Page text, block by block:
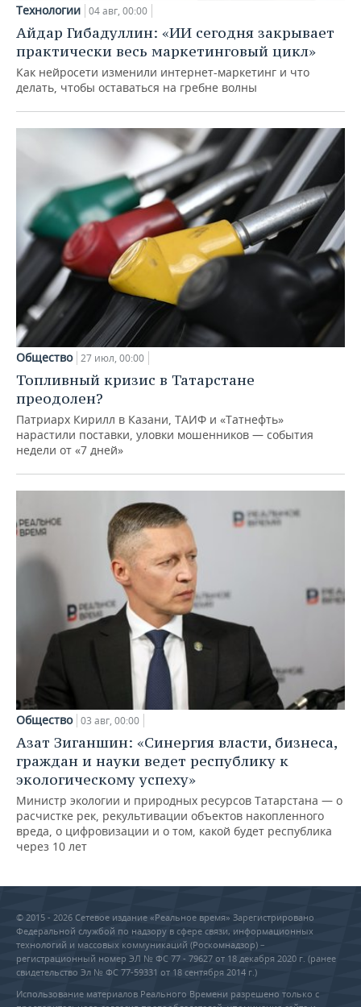
Технологии 04 авг, 00:00
Айдар Гибадуллин: «ИИ сегодня закрывает
практически весь маркетинговый цикл»
Как нейросети изменили интернет-маркетинг и что
делать, чтобы оставаться на гребне волны
Общество 27 июл, 00:00
Топливный кризис в Татарстане
преодолен?
Патриарх Кирилл в Казани, ТАИФ и «Татнефть»
нарастили поставки, уловки мошенников — события
недели от «7 дней»
Общество 03 авг, 00:00
Азат Зиганшин: «Синергия власти, бизнеса,
граждан и науки ведет республику к
экологическому успеху»
Министр экологии и природных ресурсов Татарстана — о
расчистке рек, рекультивации объектов накопленного
вреда, о цифровизации и о том, какой будет республика
через 10 лет
© 2015 - 2026 Сетевое издание «Реальное время» Зарегистрировано
Федеральной службой по надзору в сфере связи, информационных
технологий и массовых коммуникаций (Роскомнадзор) –
регистрационный номер ЭЛ № ФС 77 - 79627 от 18 декабря 2020 г. (ранее
свидетельство Эл № ФС 77-59331 от 18 сентября 2014 г.)
Использование материалов Реального Времени разрешено только с